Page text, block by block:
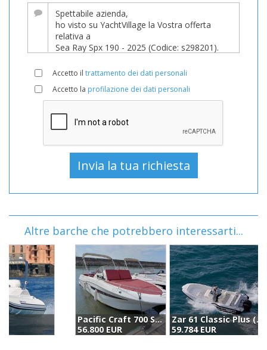
Accetto il trattamento dei dati personali
Accetto la profilazione dei dati personali
Altre barche che potrebbero interessarti...
Pacific Craft 700 Sun Cruiser (2021)
56.800 EUR
Zar 61 Classic Plus (2024)
59.784 EUR